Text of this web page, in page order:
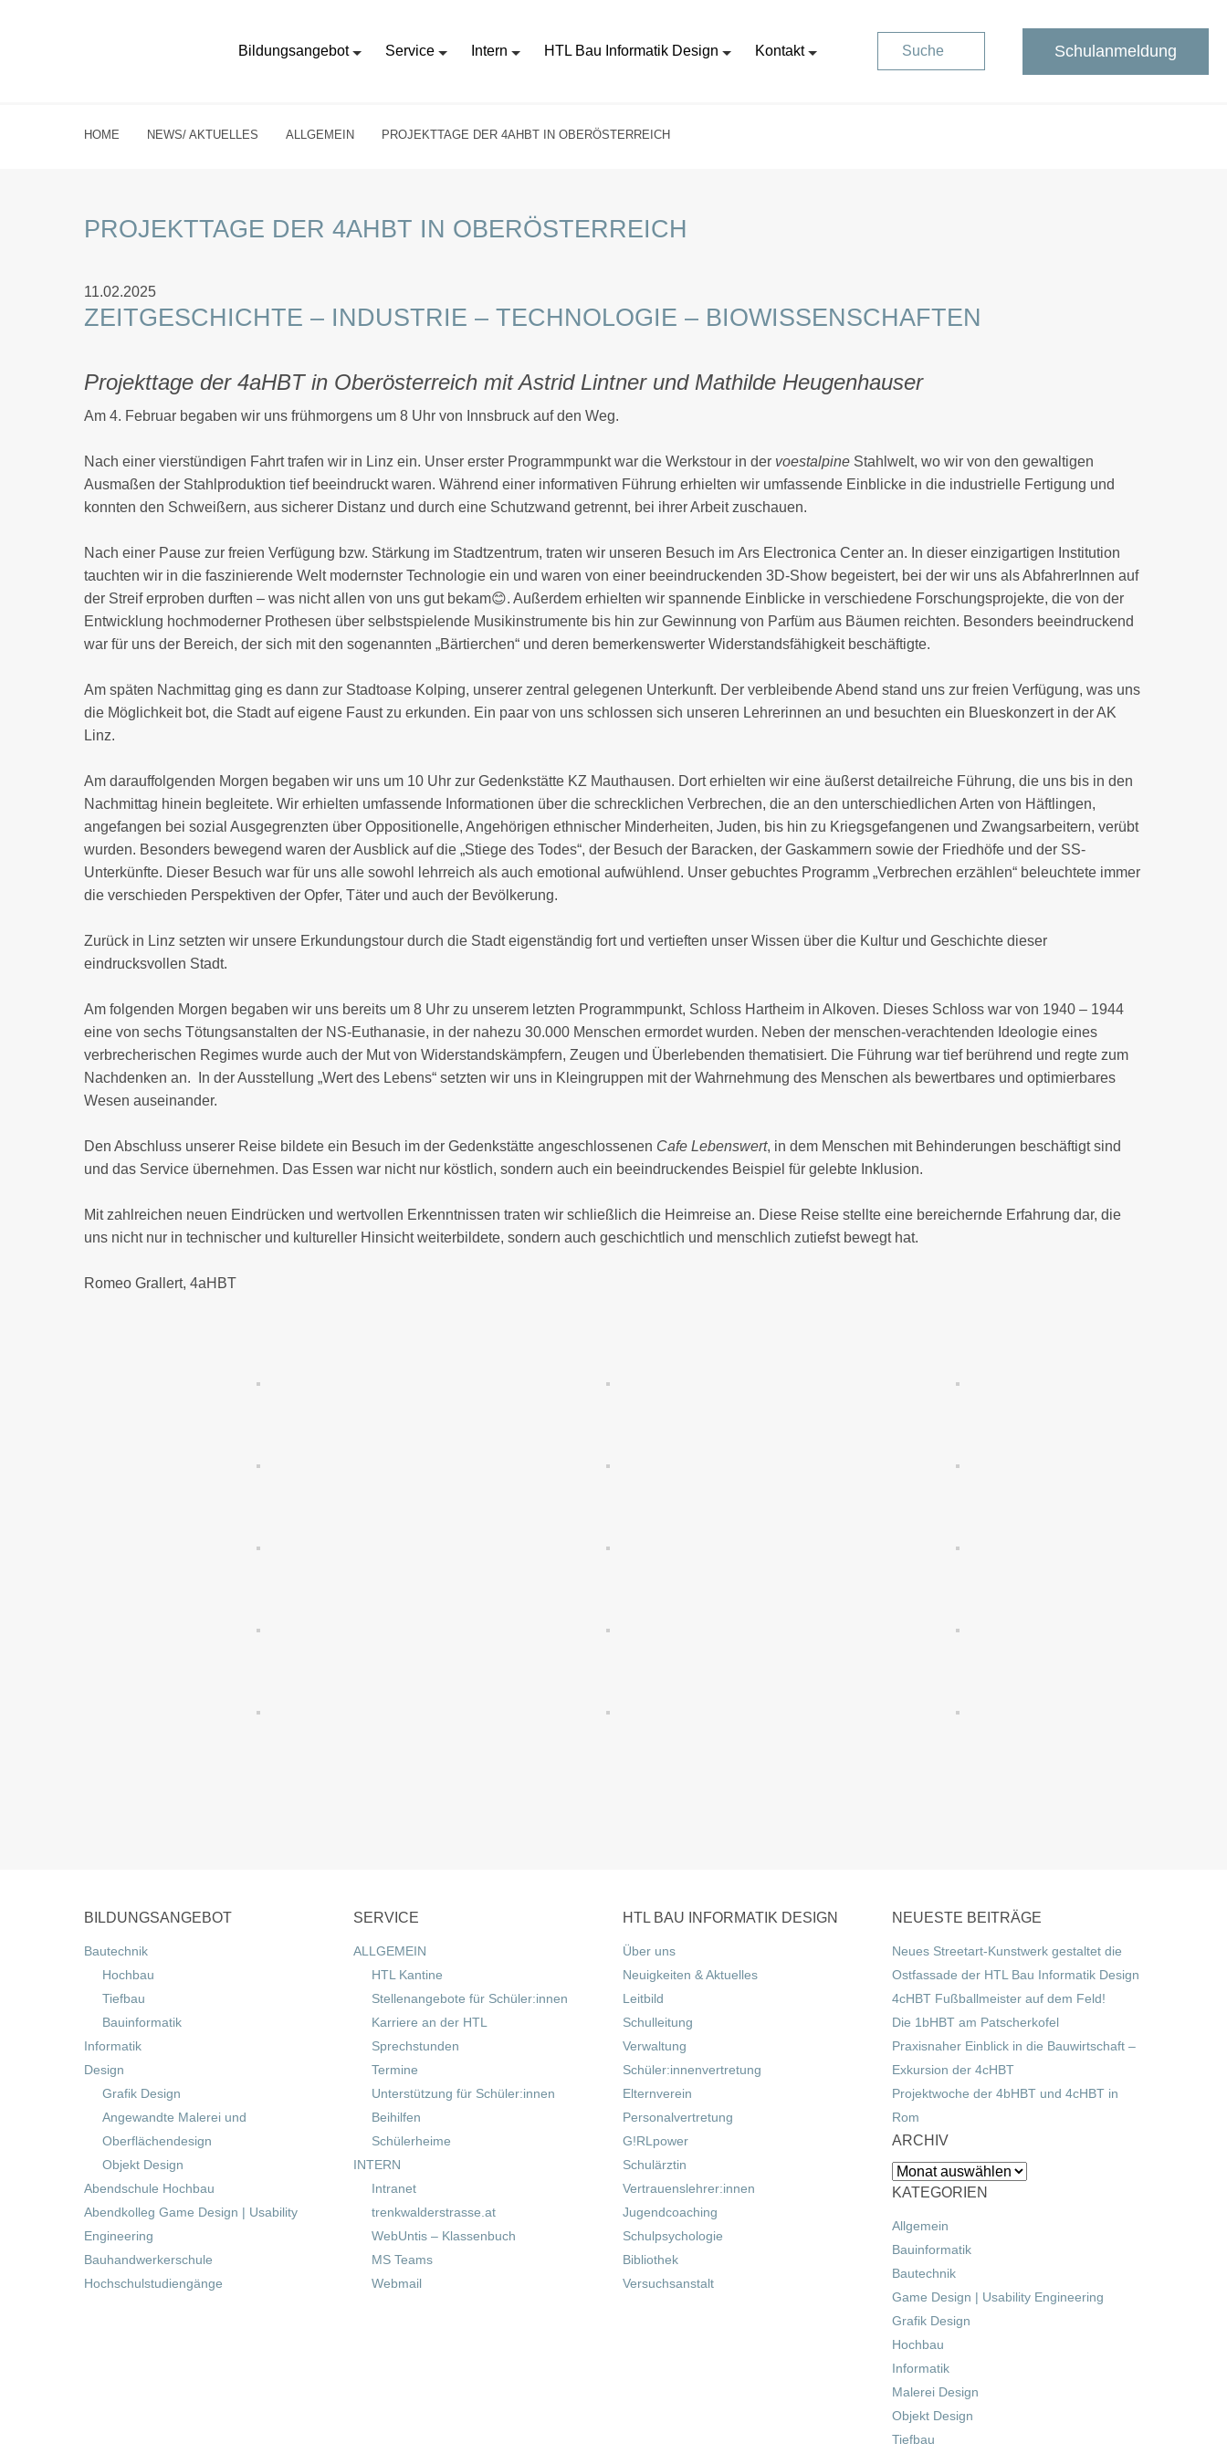
Bildungsangebot Service Intern HTL Bau Informatik Design Kontakt Suche Schulanmeldung
HOME NEWS/ AKTUELLES ALLGEMEIN PROJEKTTAGE DER 4AHBT IN OBERÖSTERREICH
PROJEKTTAGE DER 4AHBT IN OBERÖSTERREICH
11.02.2025
ZEITGESCHICHTE – INDUSTRIE – TECHNOLOGIE – BIOWISSENSCHAFTEN
Projekttage der 4aHBT in Oberösterreich mit Astrid Lintner und Mathilde Heugenhauser
Am 4. Februar begaben wir uns frühmorgens um 8 Uhr von Innsbruck auf den Weg.
Nach einer vierstündigen Fahrt trafen wir in Linz ein. Unser erster Programmpunkt war die Werkstour in der voestalpine Stahlwelt, wo wir von den gewaltigen
Ausmaßen der Stahlproduktion tief beeindruckt waren. Während einer informativen Führung erhielten wir umfassende Einblicke in die industrielle Fertigung und
konnten den Schweißern, aus sicherer Distanz und durch eine Schutzwand getrennt, bei ihrer Arbeit zuschauen.
Nach einer Pause zur freien Verfügung bzw. Stärkung im Stadtzentrum, traten wir unseren Besuch im Ars Electronica Center an. In dieser einzigartigen Institution
tauchten wir in die faszinierende Welt modernster Technologie ein und waren von einer beeindruckenden 3D-Show begeistert, bei der wir uns als AbfahrerInnen auf
der Streif erproben durften – was nicht allen von uns gut bekam😊. Außerdem erhielten wir spannende Einblicke in verschiedene Forschungsprojekte, die von der
Entwicklung hochmoderner Prothesen über selbstspielende Musikinstrumente bis hin zur Gewinnung von Parfüm aus Bäumen reichten. Besonders beeindruckend
war für uns der Bereich, der sich mit den sogenannten „Bärtierchen“ und deren bemerkenswerter Widerstandsfähigkeit beschäftigte.
Am späten Nachmittag ging es dann zur Stadtoase Kolping, unserer zentral gelegenen Unterkunft. Der verbleibende Abend stand uns zur freien Verfügung, was uns
die Möglichkeit bot, die Stadt auf eigene Faust zu erkunden. Ein paar von uns schlossen sich unseren Lehrerinnen an und besuchten ein Blueskonzert in der AK
Linz.
Am darauffolgenden Morgen begaben wir uns um 10 Uhr zur Gedenkstätte KZ Mauthausen. Dort erhielten wir eine äußerst detailreiche Führung, die uns bis in den
Nachmittag hinein begleitete. Wir erhielten umfassende Informationen über die schrecklichen Verbrechen, die an den unterschiedlichen Arten von Häftlingen,
angefangen bei sozial Ausgegrenzten über Oppositionelle, Angehörigen ethnischer Minderheiten, Juden, bis hin zu Kriegsgefangenen und Zwangsarbeitern, verübt
wurden. Besonders bewegend waren der Ausblick auf die „Stiege des Todes“, der Besuch der Baracken, der Gaskammern sowie der Friedhöfe und der SS-
Unterkünfte. Dieser Besuch war für uns alle sowohl lehrreich als auch emotional aufwühlend. Unser gebuchtes Programm „Verbrechen erzählen“ beleuchtete immer
die verschieden Perspektiven der Opfer, Täter und auch der Bevölkerung.
Zurück in Linz setzten wir unsere Erkundungstour durch die Stadt eigenständig fort und vertieften unser Wissen über die Kultur und Geschichte dieser
eindrucksvollen Stadt.
Am folgenden Morgen begaben wir uns bereits um 8 Uhr zu unserem letzten Programmpunkt, Schloss Hartheim in Alkoven. Dieses Schloss war von 1940 – 1944
eine von sechs Tötungsanstalten der NS-Euthanasie, in der nahezu 30.000 Menschen ermordet wurden. Neben der menschen-verachtenden Ideologie eines
verbrecherischen Regimes wurde auch der Mut von Widerstandskämpfern, Zeugen und Überlebenden thematisiert. Die Führung war tief berührend und regte zum
Nachdenken an. In der Ausstellung „Wert des Lebens“ setzten wir uns in Kleingruppen mit der Wahrnehmung des Menschen als bewertbares und optimierbares
Wesen auseinander.
Den Abschluss unserer Reise bildete ein Besuch im der Gedenkstätte angeschlossenen Cafe Lebenswert, in dem Menschen mit Behinderungen beschäftigt sind
und das Service übernehmen. Das Essen war nicht nur köstlich, sondern auch ein beeindruckendes Beispiel für gelebte Inklusion.
Mit zahlreichen neuen Eindrücken und wertvollen Erkenntnissen traten wir schließlich die Heimreise an. Diese Reise stellte eine bereichernde Erfahrung dar, die
uns nicht nur in technischer und kultureller Hinsicht weiterbildete, sondern auch geschichtlich und menschlich zutiefst bewegt hat.
Romeo Grallert, 4aHBT
BILDUNGSANGEBOT
Bautechnik
Hochbau
Tiefbau
Bauinformatik
Informatik
Design
Grafik Design
Angewandte Malerei und
Oberflächendesign
Objekt Design
Abendschule Hochbau
Abendkolleg Game Design | Usability
Engineering
Bauhandwerkerschule
Hochschulstudiengänge
SERVICE
ALLGEMEIN
HTL Kantine
Stellenangebote für Schüler:innen
Karriere an der HTL
Sprechstunden
Termine
Unterstützung für Schüler:innen
Beihilfen
Schülerheime
INTERN
Intranet
trenkwalderstrasse.at
WebUntis – Klassenbuch
MS Teams
Webmail
HTL BAU INFORMATIK DESIGN
Über uns
Neuigkeiten & Aktuelles
Leitbild
Schulleitung
Verwaltung
Schüler:innenvertretung
Elternverein
Personalvertretung
G!RLpower
Schulärztin
Vertrauenslehrer:innen
Jugendcoaching
Schulpsychologie
Bibliothek
Versuchsanstalt
NEUESTE BEITRÄGE
Neues Streetart-Kunstwerk gestaltet die
Ostfassade der HTL Bau Informatik Design
4cHBT Fußballmeister auf dem Feld!
Die 1bHBT am Patscherkofel
Praxisnaher Einblick in die Bauwirtschaft –
Exkursion der 4cHBT
Projektwoche der 4bHBT und 4cHBT in
Rom
ARCHIV
Archiv
KATEGORIEN
Allgemein
Bauinformatik
Bautechnik
Game Design | Usability Engineering
Grafik Design
Hochbau
Informatik
Malerei Design
Objekt Design
Tiefbau